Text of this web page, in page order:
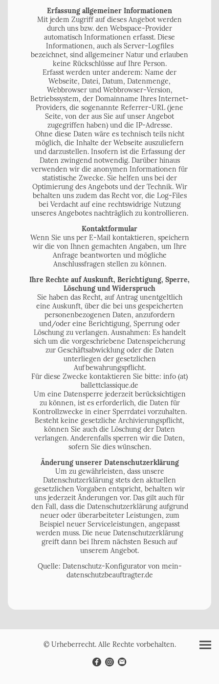
Erfassung allgemeiner Informationen
Mit jedem Zugriff auf dieses Angebot werden
durch uns bzw. den Webspace-Provider
automatisch Informationen erfasst. Diese
Informationen, auch als Server-Logfiles
bezeichnet, sind allgemeiner Natur und erlauben
keine Rückschlüsse auf Ihre Person.
Erfasst werden unter anderem: Name der
Webseite, Datei, Datum, Datenmenge,
Webbrowser und Webbrowser-Version,
Betriebssystem, der Domainname Ihres Internet-
Providers, die sogenannte Referrer-URL (jene
Seite, von der aus Sie auf unser Angebot
zugegriffen haben) und die IP-Adresse.
Ohne diese Daten wäre es technisch teils nicht
möglich, die Inhalte der Webseite auszuliefern
und darzustellen. Insofern ist die Erfassung der
Daten zwingend notwendig. Darüber hinaus
verwenden wir die anonymen Informationen für
statistische Zwecke. Sie helfen uns bei der
Optimierung des Angebots und der Technik. Wir
behalten uns zudem das Recht vor, die Log-Files
bei Verdacht auf eine rechtswidrige Nutzung
unseres Angebotes nachträglich zu kontrollieren.
Kontaktformular
Wenn Sie uns per E-Mail kontaktieren, speichern
wir die von Ihnen gemachten Angaben, um Ihre
Anfrage beantworten und mögliche
Anschlussfragen stellen zu können.
Ihre Rechte auf Auskunft, Berichtigung, Sperre,
Löschung und Widerspruch
Sie haben das Recht, auf Antrag unentgeltlich
eine Auskunft, über die bei uns gespeicherten
personenbezogenen Daten, anzufordern
und/oder eine Berichtigung, Sperrung oder
Löschung zu verlangen. Ausnahmen: Es handelt
sich um die vorgeschriebene Datenspeicherung
zur Geschäftsabwicklung oder die Daten
unterliegen der gesetzlichen
Aufbewahrungspflicht.
Für diese Zwecke kontaktieren Sie bitte: info (at)
ballettclassique.de
Um eine Datensperre jederzeit berücksichtigen
zu können, ist es erforderlich, die Daten für
Kontrollzwecke in einer Sperrdatei vorzuhalten.
Besteht keine gesetzliche Archivierungspflicht,
können Sie auch die Löschung der Daten
verlangen. Anderenfalls sperren wir die Daten,
sofern Sie dies wünschen.
Änderung unserer Datenschutzerklärung
Um zu gewährleisten, dass unsere
Datenschutzerklärung stets den aktuellen
gesetzlichen Vorgaben entspricht, behalten wir
uns jederzeit Änderungen vor. Das gilt auch für
den Fall, dass die Datenschutzerklärung aufgrund
neuer oder überarbeiteter Leistungen, zum
Beispiel neuer Serviceleistungen, angepasst
werden muss. Die neue Datenschutzerklärung
greift dann bei Ihrem nächsten Besuch auf
unserem Angebot.
Quelle: Datenschutz-Konfigurator von mein-
datenschutzbeauftragter.de
© Urheberrecht. Alle Rechte vorbehalten.